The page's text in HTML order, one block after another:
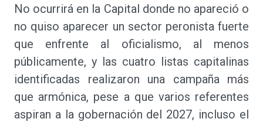
No ocurrirá en la Capital donde no apareció o
no quiso aparecer un sector peronista fuerte
que enfrente al oficialismo, al menos
públicamente, y las cuatro listas capitalinas
identificadas realizaron una campaña más
que armónica, pese a que varios referentes
aspiran a la gobernación del 2027, incluso el